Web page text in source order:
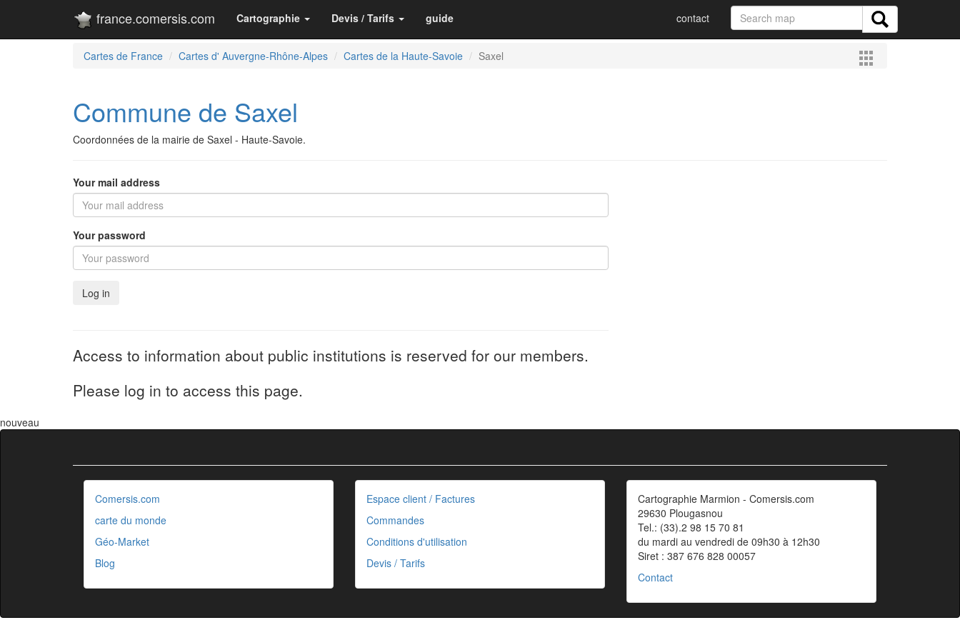
france.comersis.com Cartographie Devis / Tarifs guide contact
Cartes de France Cartes d' Auvergne-Rhône-Alpes Cartes de la Haute-Savoie Saxel
Commune de Saxel
Coordonnées de la mairie de Saxel - Haute-Savoie.
Your mail address
Your password
Access to information about public institutions is reserved for our members.
Please log in to access this page.
nouveau
Comersis.com
carte du monde
Géo-Market
Blog
Espace client / Factures
Commandes
Conditions d'utilisation
Devis / Tarifs
Cartographie Marmion - Comersis.com
29630 Plougasnou
Tel.: (33).2 98 15 70 81
du mardi au vendredi de 09h30 à 12h30
Siret : 387 676 828 00057
Contact